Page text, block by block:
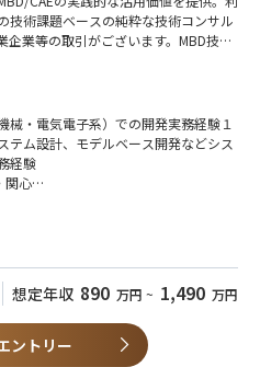
技術課題ベースの純粋な技術コンサル
業等の取引がございます。MBD技術
さらに強化しビジネスの拡大をする
が親会社のため財務安定性を担保
採用
ベースに評価するため、時間的・場
できます。
に対し、3D-CAE、1D-CAEを駆使
MBSE）の導入支援、顧客課題解決
技術的な理解と現場視点を活かし、モ
体設計をつなぐプロセスを革新する役
して担当して頂きます。技術成果開発
デリング・プログラミング・解析・環
械・電気電子系）での開発実務経験１
テム設計、モデルベース開発などシス
経験
関心
ト・プレゼンで伝えられる論理的思
整理・提案・推進の経験
事業会社での業務改革・技術企画・P
想定年収 890 万円 ~ 1,490 万円
ントリー